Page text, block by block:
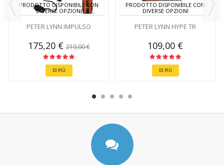
PRODOTTO DISPONIBILE CON
DIVERSE OPZIONI
PETER LYNN IMPULSO
175,20 €219,00 €
DI PIÙ
PRODOTTO DISPONIBILE CON
DIVERSE OPZIONI
PETER LYNN HYPE TR
109,00 €
DI PIÙ